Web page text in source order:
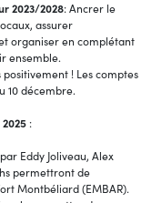
2023/2028: Ancrer le
assurer
organiser en complétant
ensemble.
! Les comptes
10 décembre.
:
Eddy Joliveau, Alex
permettront de
Montbéliard (EMBAR).